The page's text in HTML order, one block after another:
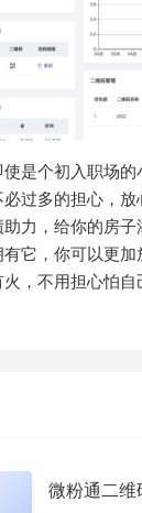
是个初入职场
过多的担心，
力，给你的房
它，你可以更加
，不用担心怕自